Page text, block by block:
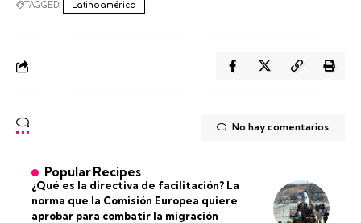
TAGGED: Latinoamérica
No hay comentarios
Popular Recipes
¿Qué es la directiva de facilitación? La
norma que la Comisión Europea quiere
aprobar para combatir la migración